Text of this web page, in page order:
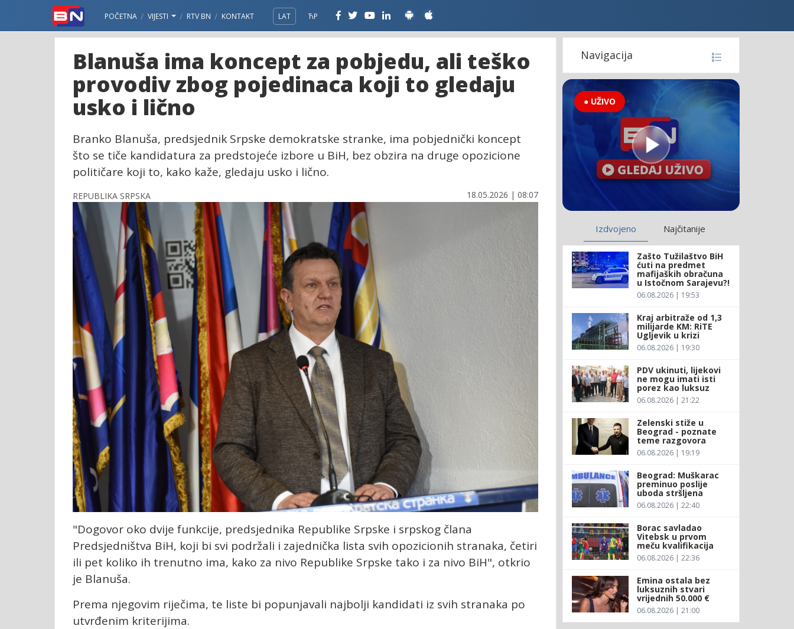
POČETNA VIJESTI RTV BN KONTAKT LAT ЋР
Blanuša ima koncept za pobjedu, ali teško
provodiv zbog pojedinaca koji to gledaju
usko i lično
Branko Blanuša, predsjednik Srpske demokratske stranke, ima pobjednički koncept
što se tiče kandidatura za predstojeće izbore u BiH, bez obzira na druge opozicione
političare koji to, kako kaže, gledaju usko i lično.
REPUBLIKA SRPSKA 18.05.2026 | 08:07
"Dogovor oko dvije funkcije, predsjednika Republike Srpske i srpskog člana
Predsjedništva BiH, koji bi svi podržali i zajednička lista svih opozicionih stranaka, četiri
ili pet koliko ih trenutno ima, kako za nivo Republike Srpske tako i za nivo BiH", otkrio
je Blanuša.
Prema njegovim riječima, te liste bi popunjavali najbolji kandidati iz svih stranaka po
utvrđenim kriterijima.
Navigacija
● UŽIVO
Izdvojeno Najčitanije
Zašto Tužilaštvo BiH
ćuti na predmet
mafijaških obračuna
u Istočnom Sarajevu?!
06.08.2026 | 19:53
Kraj arbitraže od 1,3
milijarde KM: RiTE
Ugljevik u krizi
06.08.2026 | 19:30
PDV ukinuti, lijekovi
ne mogu imati isti
porez kao luksuz
06.08.2026 | 21:22
Zelenski stiže u
Beograd - poznate
teme razgovora
06.08.2026 | 19:19
Beograd: Muškarac
preminuo poslije
uboda stršljena
06.08.2026 | 22:40
Borac savladao
Vitebsk u prvom
meču kvalifikacija
06.08.2026 | 22:36
Emina ostala bez
luksuznih stvari
vrijednih 50.000 €
06.08.2026 | 21:00